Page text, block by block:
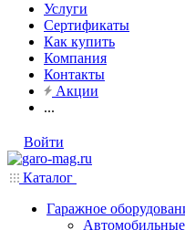
Услуги
Сертификаты
Как купить
Компания
Контакты
Акции
...
Войти
Каталог
Гаражное